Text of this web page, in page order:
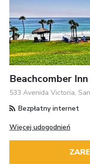
Beachcomber Inn
533 Avenida Victoria,
Bezpłatny internet
Więcej udogodnień